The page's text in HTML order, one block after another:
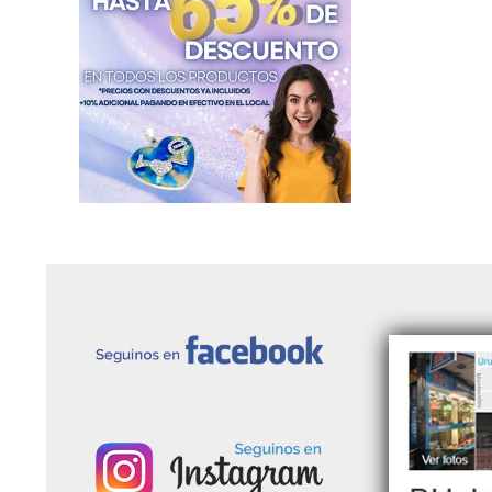
Nenes de Acero
Dijes Piedras Naturales
Dijes de Profesiones de Acero
Dijes Religiosos de Acero
Símbolos de Acero